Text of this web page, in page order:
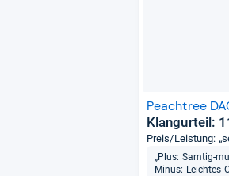
Peachtree
Klangurteil:
Preis/Leistung:
„Plus: Samtig-
Minus: Leichtes